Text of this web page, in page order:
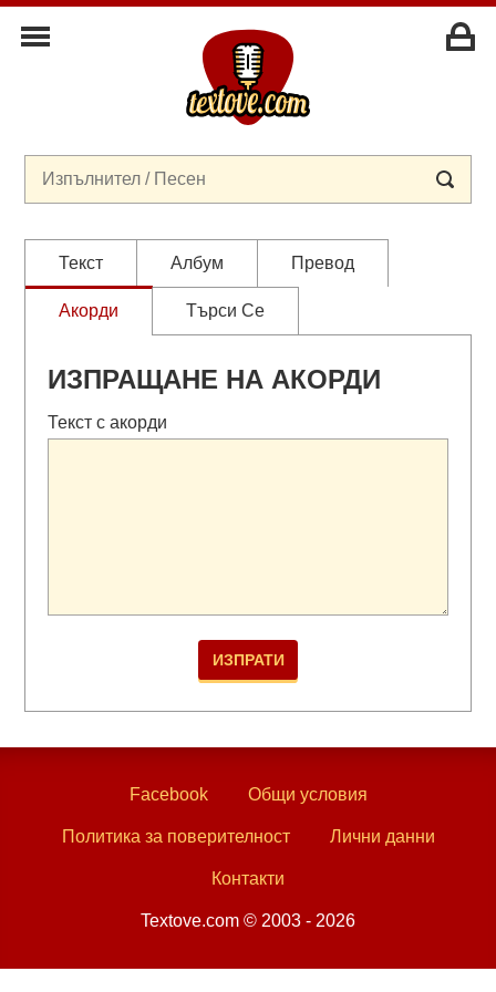
Текст Албум Превод
Акорди Търси Се
ИЗПРАЩАНЕ НА АКОРДИ
Текст с акорди
Facebook Общи условия
Политика за поверителност Лични данни
Контакти
Textove.com © 2003 - 2026